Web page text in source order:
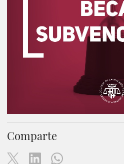
Comparte